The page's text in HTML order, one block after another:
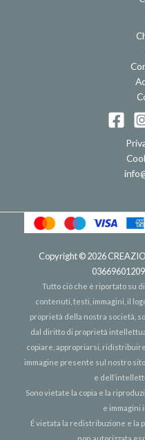
Copyright © 2026
Tutto ciò che è riportato su
contenuti, testi, immagini, il
proprietà della nostra società,
dal diritto di proprietà
copiare, appropriarsi,
immagine presente sul nostro sito
e
Sono vietate la copia e la
e immagini
É vietata la redistribuzione e la